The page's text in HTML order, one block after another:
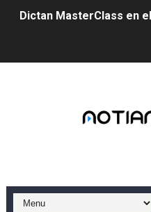
Dictan MasterClass en
Gobernador Arnaldo
Mérida fortalece su